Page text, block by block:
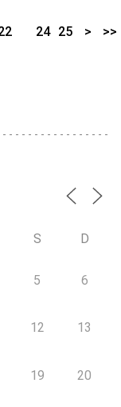
24 25 > >>
S D
5 6
12 13
19 20